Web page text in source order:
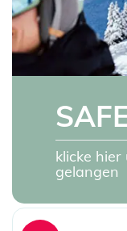
klicke hier
gelangen